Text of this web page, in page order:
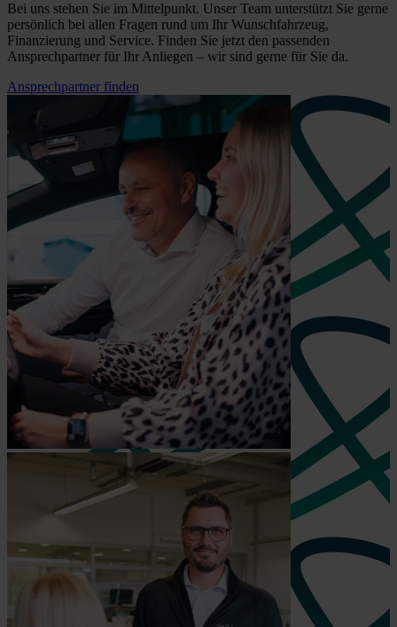
Bei uns stehen Sie im Mittelpunkt. Unser Team unterstützt Sie gerne
persönlich bei allen Fragen rund um Ihr Wunschfahrzeug,
Finanzierung und Service. Finden Sie jetzt den passenden
Ansprechpartner für Ihr Anliegen – wir sind gerne für Sie da.
Ansprechpartner finden